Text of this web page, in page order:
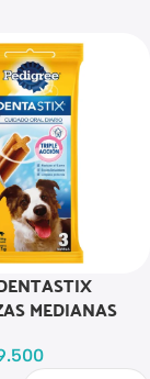
MEDIANAS